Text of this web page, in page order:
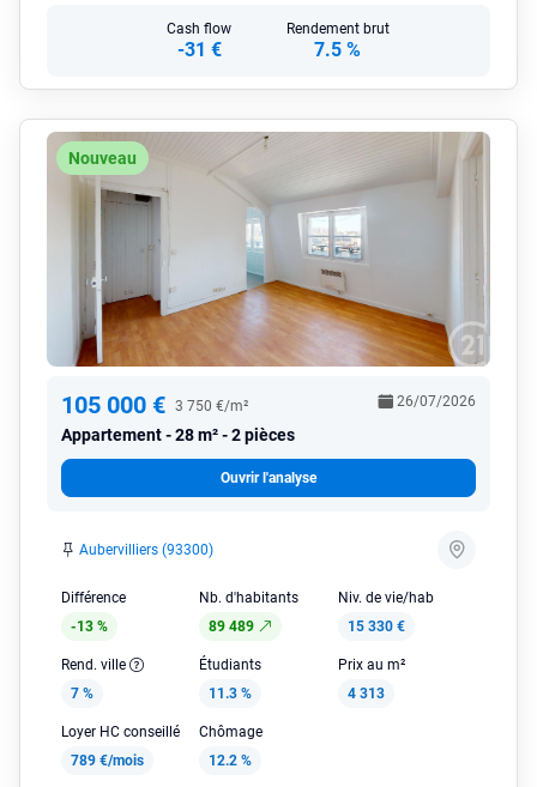
Cash flow
-31 €
Rendement brut
7.5 %
Nouveau
105 000 € 3 750 €/m²
Appartement 28 m² - 2 pièces
26/07/2026
Ouvrir l'analyse
Aubervilliers (93300)
Différence
-13 %
Nb. d'habitants
89 489
Niv. de vie/hab
15 330 €
Rend. ville
7 %
Étudiants
11.3 %
Prix au m²
4 313
Loyer HC conseillé
789 €/mois
Chômage
12.2 %